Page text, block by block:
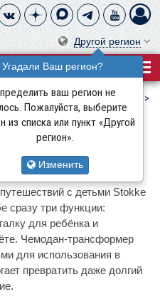
Другой регион
Угадали Ваш регион?
ваш регион не
Пожалуйста, выберите
из списка или пункт «Другой
регион».
Изменить
Сумки и органайзеры
детский чемодан-
с детьми Stokke
сразу три функции:
для ребёнка и
Чемодан-трансформер
для использования в
превратить даже долгий